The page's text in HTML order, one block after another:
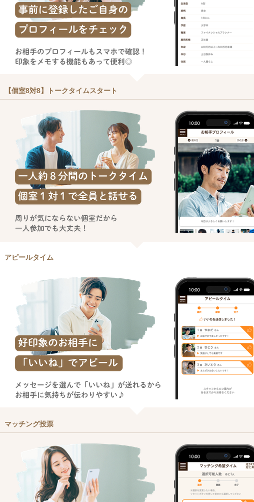
【個室8対8】トークタイムスタート
アピールタイム
マッチング投票